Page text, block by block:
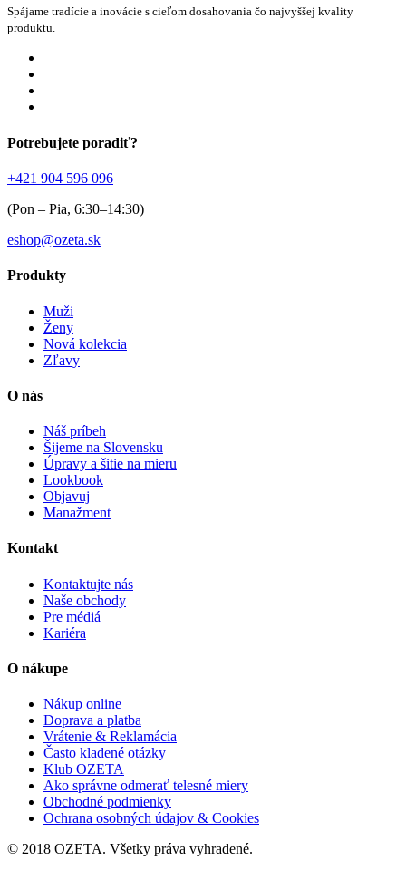
Spájame tradície a inovácie s cieľom dosahovania čo najvyššej kvality
produktu.
Potrebujete poradiť?
+421 904 596 096
(Pon – Pia, 6:30–14:30)
eshop@ozeta.sk
Produkty
Muži
Ženy
Nová kolekcia
Zľavy
O nás
Náš príbeh
Šijeme na Slovensku
Úpravy a šitie na mieru
Lookbook
Objavuj
Manažment
Kontakt
Kontaktujte nás
Naše obchody
Pre médiá
Kariéra
O nákupe
Nákup online
Doprava a platba
Vrátenie & Reklamácia
Často kladené otázky
Klub OZETA
Ako správne odmerať telesné miery
Obchodné podmienky
Ochrana osobných údajov & Cookies
© 2018 OZETA. Všetky práva vyhradené.